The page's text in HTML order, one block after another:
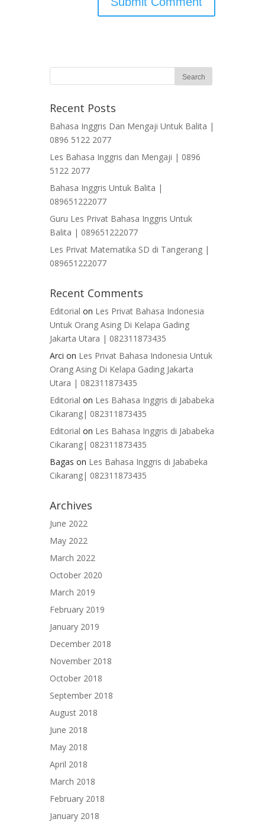
Recent Posts
Bahasa Inggris Dan Mengaji Untuk Balita |
0896 5122 2077
Les Bahasa Inggris dan Mengaji | 0896
5122 2077
Bahasa Inggris Untuk Balita |
089651222077
Guru Les Privat Bahasa Inggris Untuk
Balita | 089651222077
Les Privat Matematika SD di Tangerang |
089651222077
Recent Comments
Editorial on Les Privat Bahasa Indonesia
Untuk Orang Asing Di Kelapa Gading
Jakarta Utara | 082311873435
Arci on Les Privat Bahasa Indonesia Untuk
Orang Asing Di Kelapa Gading Jakarta
Utara | 082311873435
Editorial on Les Bahasa Inggris di Jababeka
Cikarang| 082311873435
Editorial on Les Bahasa Inggris di Jababeka
Cikarang| 082311873435
Bagas on Les Bahasa Inggris di Jababeka
Cikarang| 082311873435
Archives
June 2022
May 2022
March 2022
October 2020
March 2019
February 2019
January 2019
December 2018
November 2018
October 2018
September 2018
August 2018
June 2018
May 2018
April 2018
March 2018
February 2018
January 2018